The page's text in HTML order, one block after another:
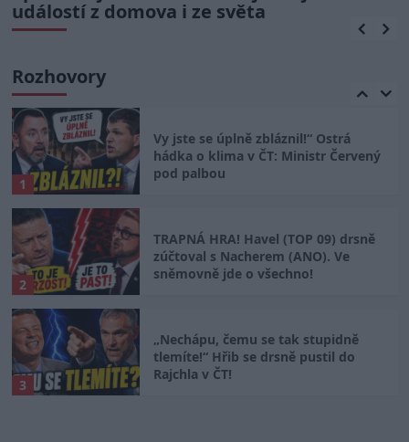
událostí z domova i ze světa
okupace Francie
Rozhovory
5
1
Vy jste se úplně zbláznil!“ Ostrá
hádka o klima v ČT: Ministr Červený
pod palbou
2
TRAPNÁ HRA! Havel (TOP 09) drsně
zúčtoval s Nacherem (ANO). Ve
sněmovně jde o všechno!
3
„Nechápu, čemu se tak stupidně
tlemíte!“ Hřib se drsně pustil do
Rajchla v ČT!